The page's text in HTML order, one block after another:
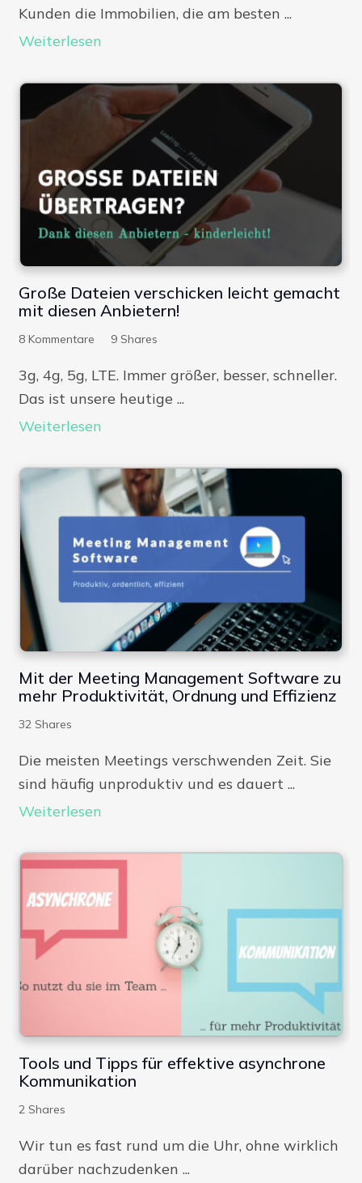
Kunden die Immobilien, die am besten ...
Weiterlesen
Große Dateien verschicken leicht gemacht
mit diesen Anbietern!
8 Kommentare 9 Shares
3g, 4g, 5g, LTE. Immer größer, besser, schneller.
Das ist unsere heutige ...
Weiterlesen
Mit der Meeting Management Software zu
mehr Produktivität, Ordnung und Effizienz
32 Shares
Die meisten Meetings verschwenden Zeit. Sie
sind häufig unproduktiv und es dauert ...
Weiterlesen
Tools und Tipps für effektive asynchrone
Kommunikation
2 Shares
Wir tun es fast rund um die Uhr, ohne wirklich
darüber nachzudenken ...